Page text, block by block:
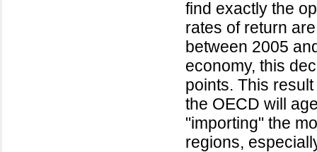
find exactly the
rates of return
between 2005
economy, this
points. This
the OECD will
"importing" the
regions,